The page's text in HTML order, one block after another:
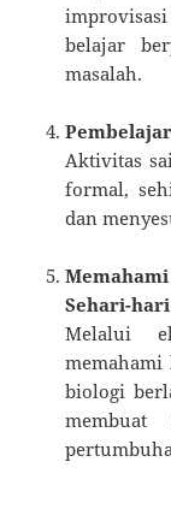
belajar
masalah.
Aktivitas
formal,
dan
Sehari-hari
Melalui
biologi
membuat